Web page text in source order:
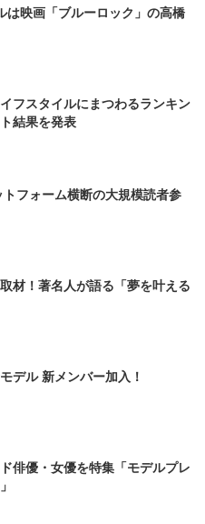
は映画「ブルーロック」の高橋
フスタイルにまつわるランキン
結果を発表
フォーム横断の大規模読者参
材！著名人が語る「夢を叶える
デル 新メンバー加入！
俳優・女優を特集「モデルプレ